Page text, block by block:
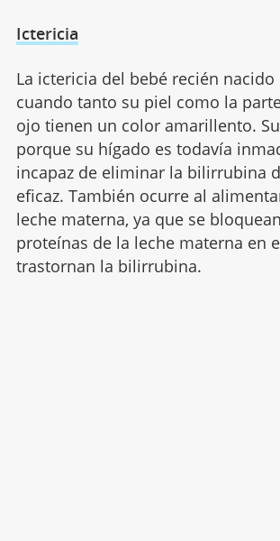
Ictericia
La ictericia del bebé recién
cuando tanto su piel como la
ojo tienen un color amarillento.
porque su hígado es todavía
incapaz de eliminar la bilirrubina
eficaz. También ocurre al
leche materna, ya que se
proteínas de la leche materna en
trastornan la bilirrubina.